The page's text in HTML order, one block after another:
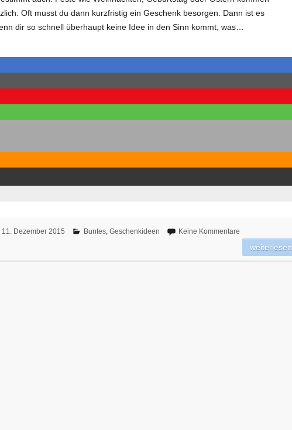
Oft musst du dann kurzfristig ein Geschenk besorgen. Dann ist es
dir so schnell überhaupt keine Idee in den Sinn kommt, was…
11. Dezember 2015 Buntes, Geschenkideen Keine Kommentare
weiterlesen